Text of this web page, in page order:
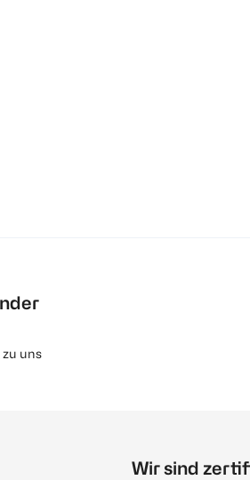
zu uns
Wir sind